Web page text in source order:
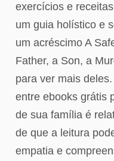
exercícios e
um guia holístico e
um acréscimo A
Father, a Son, a
para ver mais
entre ebooks grátis
de sua família é
de que a leitura
empatia e